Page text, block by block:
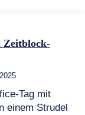
Zeitblock-
Tag mit
einem Strudel